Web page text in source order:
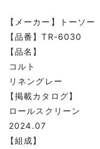
【メーカー】トーソー
【品番】TR-6030
【品名】
コルト
リネングレー
【掲載カタログ】
ロールスクリーン
2024.07
【組成】